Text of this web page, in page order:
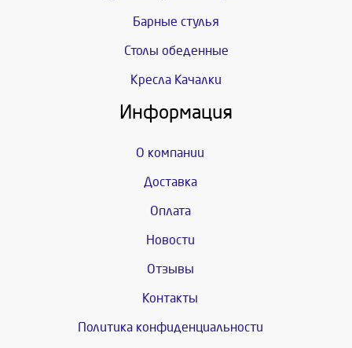
Барные стулья
Столы обеденные
Кресла Качалки
Информация
О компании
Доставка
Оплата
Новости
Отзывы
Контакты
Политика конфиденциальности